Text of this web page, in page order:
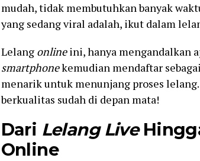
mudah, tidak membutuhkan banyak
yang sedang viral adalah, ikut dalam
Lelang onlineini, hanya mengandalkan
smartphonekemudian mendaftar sebagai
menarik untuk menunjang proses
berkualitas sudah di depan mata!
Dari Lelang Live
Online